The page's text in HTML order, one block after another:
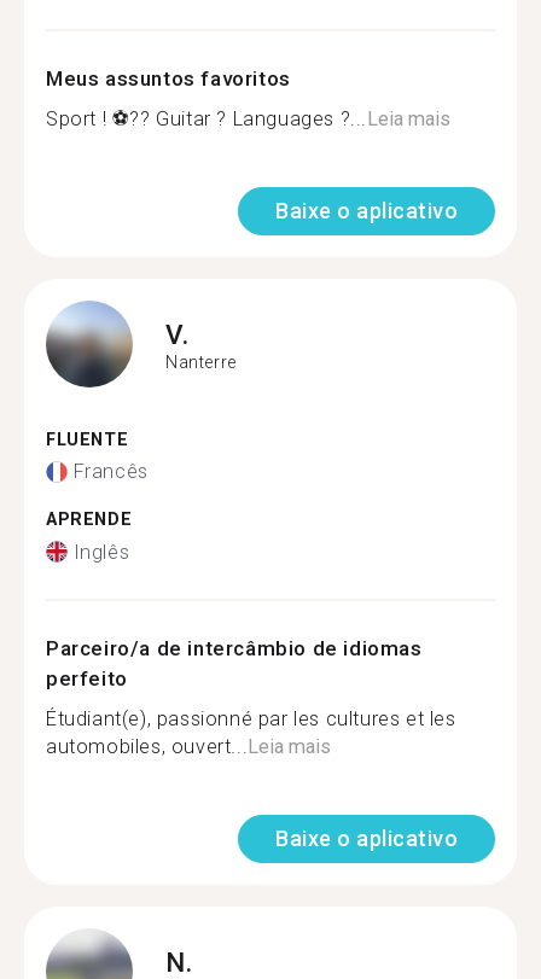
Meus assuntos favoritos
Sport ! ⚽️?? Guitar ? Languages ?... Leia mais
Baixe o aplicativo
V.
Nanterre
FLUENTE
Francês
APRENDE
Inglês
Parceiro/a de intercâmbio de idiomas
perfeito
Étudiant(e), passionné par les cultures et les
automobiles, ouvert... Leia mais
Baixe o aplicativo
N.